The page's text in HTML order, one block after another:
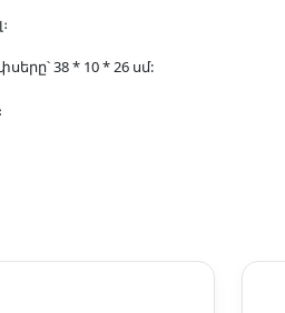
38 * 10 * 26 սմ: